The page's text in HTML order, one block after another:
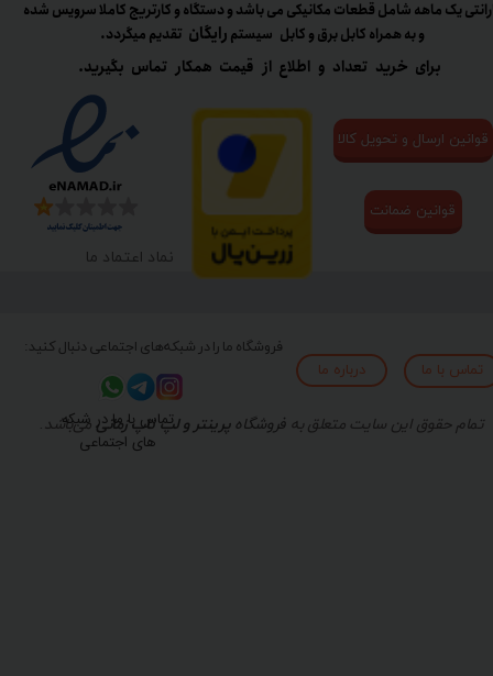
تمام حقوق این سایت متعلق به فروشگاهپرینتر و لپ تاپ زمانی می‌باشد.
فروشگاه ما را در شبکه‌های اجتماعی دنبال کنید:
نماد اعتماد ما
تماس با ما درباره ما
برای خرید تعداد و اطلاع از قیمت همکار تماس بگیرید.
تماس با ما در شبکه
های اجتماعی
یک ماهه شامل قطعات مکانیکی می باشد و دستگاه و کارتریج کاملا سرویس شده
و به همراه کابل برق و کابل سیستم رایگان تقدیم میگردد.​​​​​​​
قوانین ارسال و تحویل کالا
قوانین ضمانت